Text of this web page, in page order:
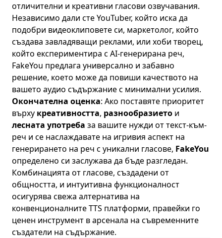
отличителни и креативни гласови озвучавания.
Независимо дали сте YouTuber, който иска да
подобри видеоклиповете си, маркетолог, който
създава завладяващи реклами, или хоби творец,
който експериментира с AI-генерирана реч,
FakeYou предлага универсално и забавно
решение, което може да повиши качеството на
вашето аудио съдържание с минимални усилия.
Окончателна оценка: Ако поставяте приоритет
върху креативността, разнообразието и
лесната употреба за вашите нужди от текст-към-
реч и се наслаждавате на игривия аспект на
генерирането на реч с уникални гласове, FakeYou
определено си заслужава да бъде разгледан.
Комбинацията от гласове, създадени от
общността, и интуитивна функционалност
осигурява свежа алтернатива на
конвенционалните TTS платформи, правейки го
ценен инструмент в арсенала на съвременните
създатели на съдържание.